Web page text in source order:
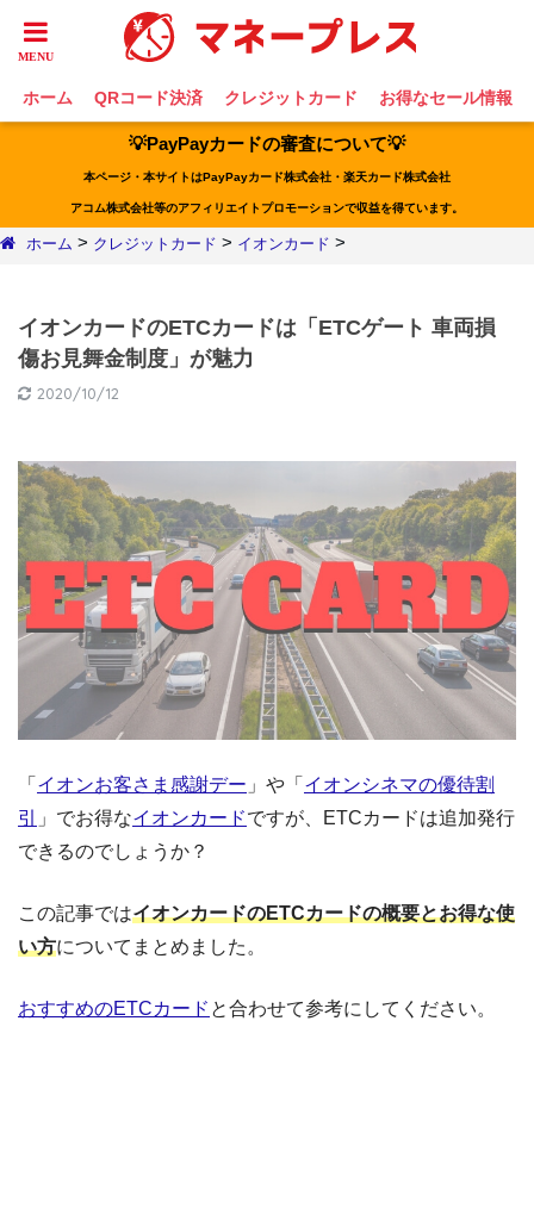
ホーム QRコード決済 クレジットカード お得なセール情報
💡PayPayカードの審査について💡
本ページ・本サイトはPayPayカード株式会社・楽天カード株式会社
アコム株式会社等のアフィリエイトプロモーションで収益を得ています。
ホーム > クレジットカード > イオンカード >
イオンカードのETCカードは「ETCゲート 車両損
傷お見舞金制度」が魅力
2020/10/12
「 イオンお客さま感謝デー 」や「 イオンシネマの優待割
引
」でお得なイオンカードですが、ETCカードは追加発行
できるのでしょうか？
この記事ではイオンカードのETCカードの概要とお得な使
い方についてまとめました。
おすすめのETCカード と合わせて参考にしてください。